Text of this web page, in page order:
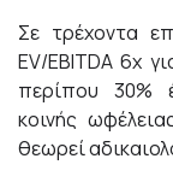
Σε τρέχοντα
EV/EBITDA 6x
περίπου 30%
κοινής
θεωρεί